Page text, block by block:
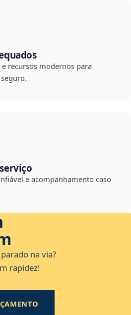
recursos modernos para
e acompanhamento caso
na via?
rapidez!